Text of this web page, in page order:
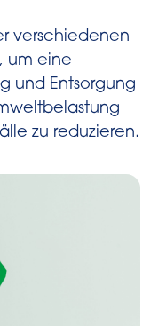
verschiedenen
um eine
und Entsorgung
zu reduzieren.